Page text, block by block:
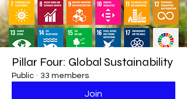
Pillar Four: Global Sustainability
Public · 33 members
Join